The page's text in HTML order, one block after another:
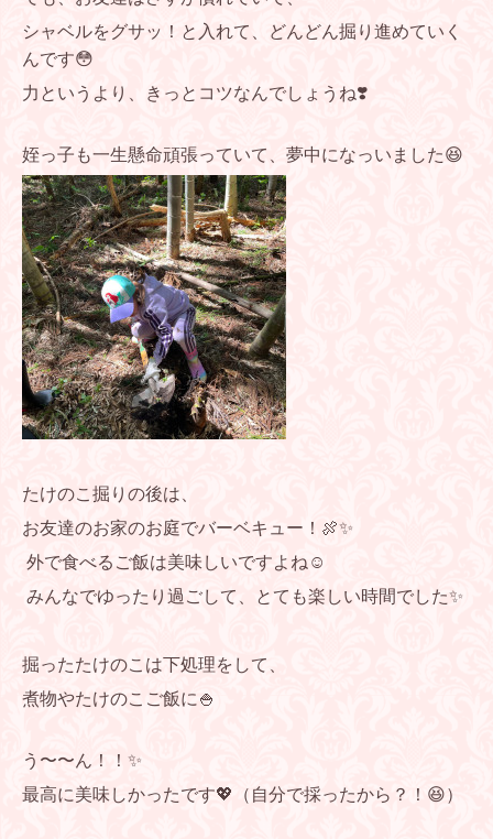
シャベルをグサッ！と入れて、どんどん掘り進めていく
んです😳
力というより、きっとコツなんでしょうね❣️
姪っ子も一生懸命頑張っていて、夢中になっいました😆
たけのこ掘りの後は、
お友達のお家のお庭でバーベキュー！🍖✨
外で食べるご飯は美味しいですよね☺️
みんなでゆったり過ごして、とても楽しい時間でした✨
掘ったたけのこは下処理をして、
煮物やたけのこご飯に🍚
う〜〜ん！！✨
最高に美味しかったです💖（自分で採ったから？！😆）